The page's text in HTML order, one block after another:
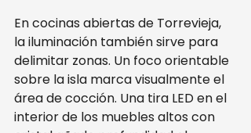
En cocinas abiertas de Torrevieja,
la iluminación también sirve para
delimitar zonas. Un foco orientable
sobre la isla marca visualmente el
área de cocción. Una tira LED en el
interior de los muebles altos con